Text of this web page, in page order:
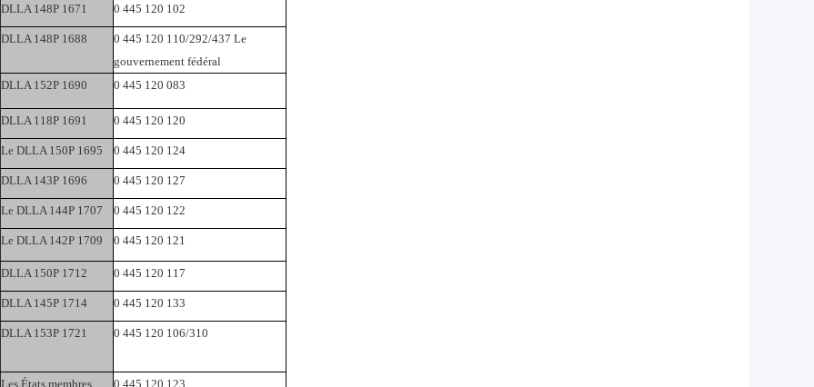
DLLA 148P 1671 0 445 120 102
DLLA 148P 1688
0 445 120 110/292/437 Le
gouvernement fédéral
DLLA 152P 1690
0 445 120 083
DLLA 118P 1691 0 445 120 120
Le DLLA 150P 1695 0 445 120 124
DLLA 143P 1696 0 445 120 127
Le DLLA 144P 1707 0 445 120 122
Le DLLA 142P 1709 0 445 120 121
DLLA 150P 1712 0 445 120 117
DLLA 145P 1714 0 445 120 133
DLLA 153P 1721 0 445 120 106/310
Les États membres 0 445 120 123